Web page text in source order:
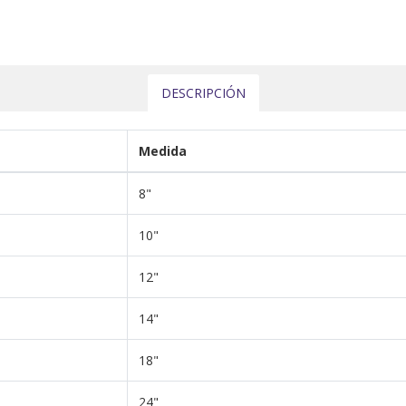
DESCRIPCIÓN
Medida
8"
10"
12"
14"
18"
24"